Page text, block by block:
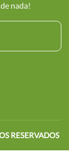
nada!
RESERVADOS